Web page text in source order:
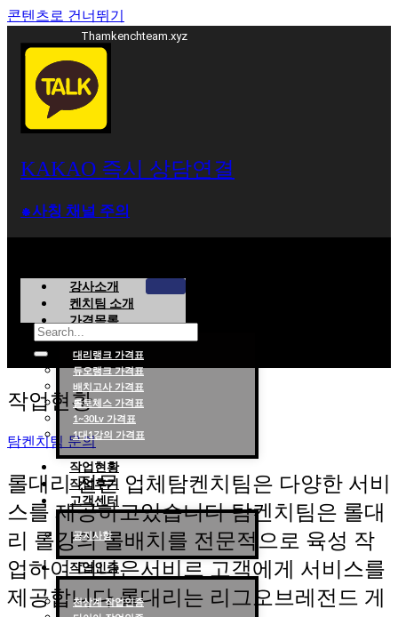
콘텐츠로 건너뛰기
Thamkenchteam.xyz
KAKAO 즉시 상담연결
⁕사칭 채널 주의
강사소개
켄치팀 소개
가격목록
대리랭크 가격표
듀오랭크 가격표
배치고사 가격표
롤토체스 가격표
1~30Lv 가격표
1대1강의 가격표
작업현황
작업후기
고객센터
공지사항
작업인증
천상계 작업인증
작업현황
탐켄치팀 문의
롤대리 전문 업체탐켄치팀은 다양한 서비
스를 제공하고있습니다 탐켄치팀은 롤대
리 롤강의 롤배치를 전문적으로 육성 작
업하여 더나은서비르 고객에게 서비스를
제공합니다 롤대리는 리그오브레전드 게